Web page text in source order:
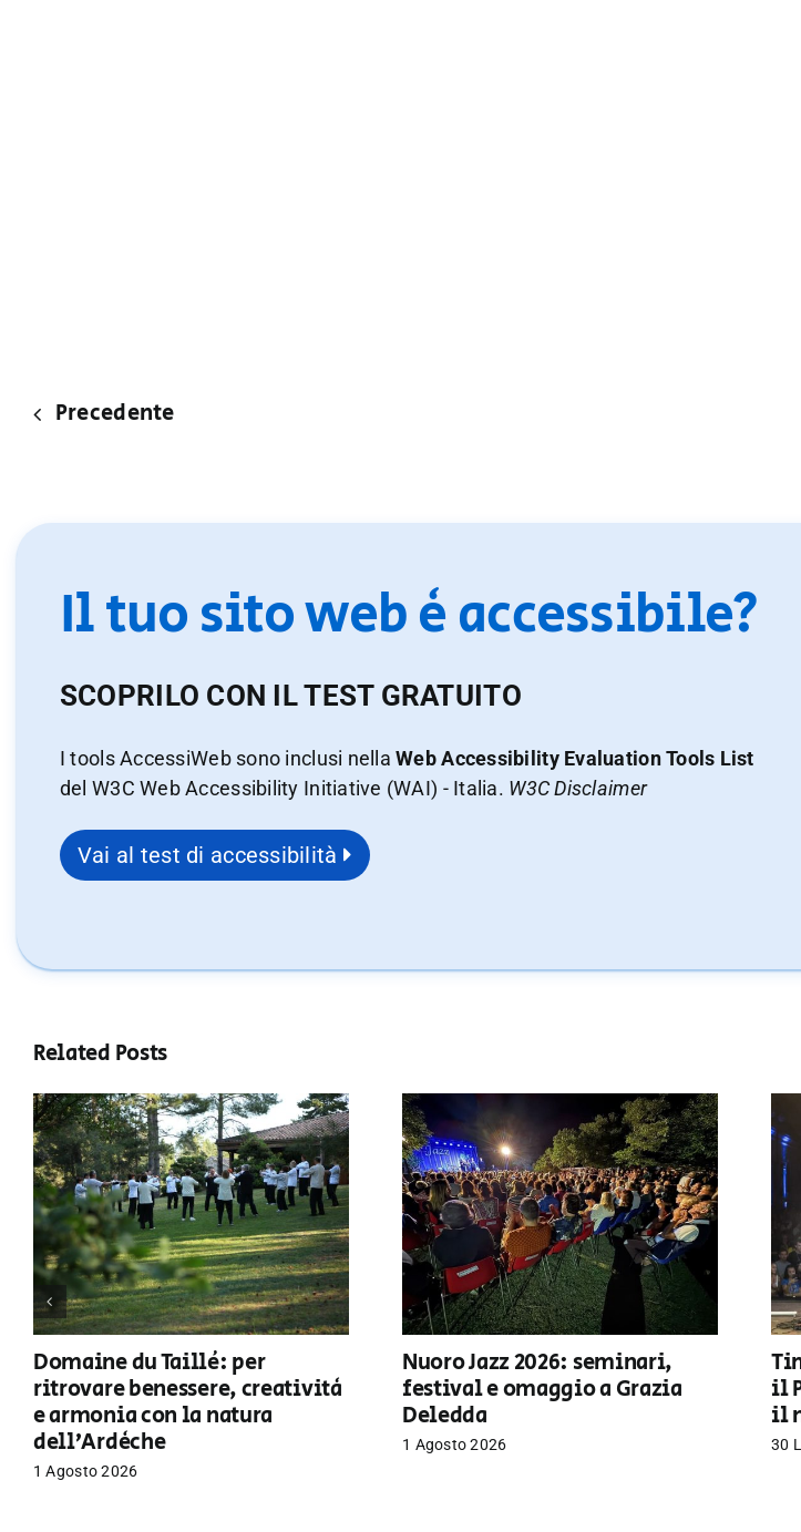
Precedente
Il tuo sito web è accessibile?
SCOPRILO CON IL TEST GRATUITO
I tools AccessiWeb sono inclusi nellaWeb Accessibility Evaluation Tools List
del W3C Web Accessibility Initiative (WAI) - Italia. W3C Disclaimer
Vai al test di accessibilità
Related Posts
Domaine du Taillé: per
ritrovare benessere, creatività
e armonia con la natura
dell’Ardèche
1 Agosto 2026
Nuoro Jazz 2026: seminari,
festival e omaggio a Grazia
Deledda
1 Agosto 2026
il
il
30